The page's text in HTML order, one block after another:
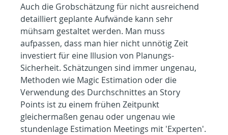
Auch die Grobschätzung für nicht ausreichend
detailliert geplante Aufwände kann sehr
mühsam gestaltet werden. Man muss
aufpassen, dass man hier nicht unnötig Zeit
investiert für eine Illusion von Planungs-
Sicherheit. Schätzungen sind immer ungenau,
Methoden wie Magic Estimation oder die
Verwendung des Durchschnittes an Story
Points ist zu einem frühen Zeitpunkt
gleichermaßen genau oder ungenau wie
stundenlage Estimation Meetings mit 'Experten'.